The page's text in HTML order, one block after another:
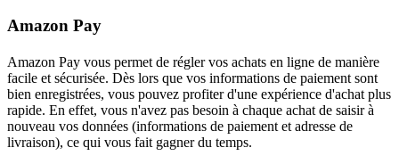
Amazon Pay
Amazon Pay vous permet de régler vos achats en ligne de manière
facile et sécurisée. Dès lors que vos informations de paiement sont
bien enregistrées, vous pouvez profiter d'une expérience d'achat plus
rapide. En effet, vous n'avez pas besoin à chaque achat de saisir à
nouveau vos données (informations de paiement et adresse de
livraison), ce qui vous fait gagner du temps.